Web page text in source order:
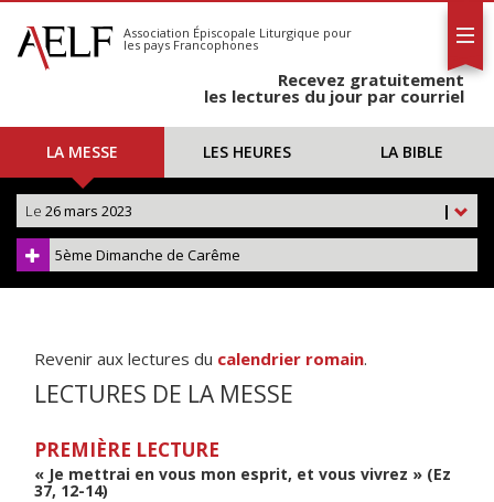
S'abonner
Calendrier
Association Épiscopale Liturgique pour
les pays Francophones
Recevez gratuitement
les lectures du jour par courriel
LA MESSE LES HEURES LA BIBLE
|
Le 26 mars 2023
5ème Dimanche de Carême
Revenir aux lectures du calendrier romain.
LECTURES DE LA MESSE
PREMIÈRE LECTURE
« Je mettrai en vous mon esprit, et vous vivrez » (Ez
37, 12-14)